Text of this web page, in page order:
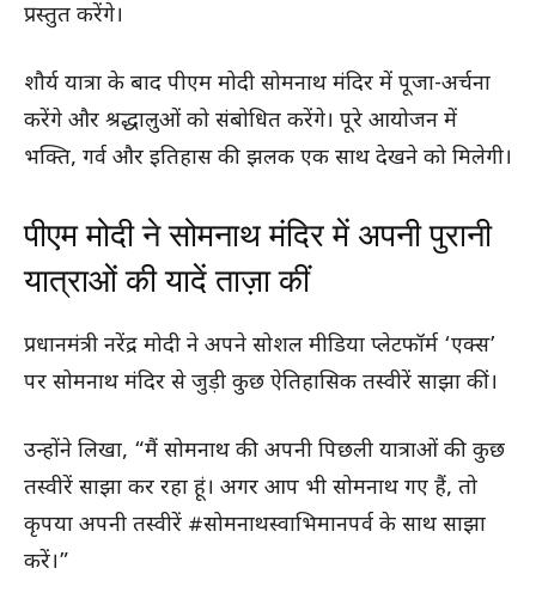
प्रस्तुत करेंगे।
शौर्य यात्रा के बाद पीएम मोदी सोमनाथ मंदिर में पूजा-अर्चना
करेंगे और श्रद्धालुओं को संबोधित करेंगे। पूरे आयोजन में
भक्ति, गर्व और इतिहास की झलक एक साथ देखने को मिलेगी।
पीएम मोदी ने सोमनाथ मंदिर में अपनी पुरानी
यात्राओं की यादें ताज़ा कीं
प्रधानमंत्री नरेंद्र मोदी ने अपने सोशल मीडिया प्लेटफॉर्म ‘एक्स’
पर सोमनाथ मंदिर से जुड़ी कुछ ऐतिहासिक तस्वीरें साझा कीं।
उन्होंने लिखा, “मैं सोमनाथ की अपनी पिछली यात्राओं की कुछ
तस्वीरें साझा कर रहा हूं। अगर आप भी सोमनाथ गए हैं, तो
कृपया अपनी तस्वीरें #सोमनाथस्वाभिमानपर्व के साथ साझा
करें।”